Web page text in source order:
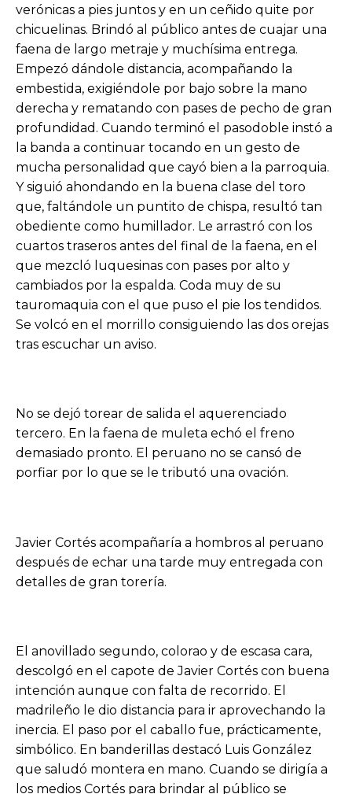
verónicas a pies juntos y en un ceñido quite por
chicuelinas. Brindó al público antes de cuajar una
faena de largo metraje y muchísima entrega.
Empezó dándole distancia, acompañando la
embestida, exigiéndole por bajo sobre la mano
derecha y rematando con pases de pecho de gran
profundidad. Cuando terminó el pasodoble instó a
la banda a continuar tocando en un gesto de
mucha personalidad que cayó bien a la parroquia.
Y siguió ahondando en la buena clase del toro
que, faltándole un puntito de chispa, resultó tan
obediente como humillador. Le arrastró con los
cuartos traseros antes del final de la faena, en el
que mezcló luquesinas con pases por alto y
cambiados por la espalda. Coda muy de su
tauromaquia con el que puso el pie los tendidos.
Se volcó en el morrillo consiguiendo las dos orejas
tras escuchar un aviso.
No se dejó torear de salida el aquerenciado
tercero. En la faena de muleta echó el freno
demasiado pronto. El peruano no se cansó de
porfiar por lo que se le tributó una ovación.
Javier Cortés acompañaría a hombros al peruano
después de echar una tarde muy entregada con
detalles de gran torería.
El anovillado segundo, colorao y de escasa cara,
descolgó en el capote de Javier Cortés con buena
intención aunque con falta de recorrido. El
madrileño le dio distancia para ir aprovechando la
inercia. El paso por el caballo fue, prácticamente,
simbólico. En banderillas destacó Luis González
que saludó montera en mano. Cuando se dirigía a
los medios Cortés para brindar al público se